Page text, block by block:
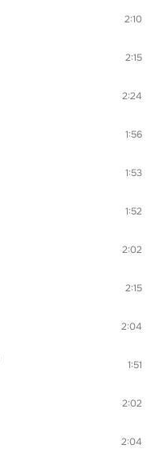
2:10
2:15
2:24
1:56
1:53
1:52
2:02
2:15
2:04
1:51
2:02
2:04